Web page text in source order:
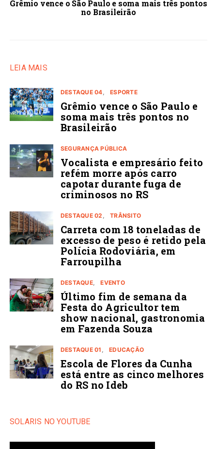
Grêmio vence o São Paulo e soma mais três pontos
no Brasileirão
LEIA MAIS
DESTAQUE 04 ESPORTE
Grêmio vence o São Paulo e
soma mais três pontos no
Brasileirão
SEGURANÇA PÚBLICA
Vocalista e empresário feito
refém morre após carro
capotar durante fuga de
criminosos no RS
DESTAQUE 02 TRÂNSITO
Carreta com 18 toneladas de
excesso de peso é retido pela
Polícia Rodoviária, em
Farroupilha
DESTAQUE EVENTO
Último fim de semana da
Festa do Agricultor tem
show nacional, gastronomia
em Fazenda Souza
DESTAQUE 01 EDUCAÇÃO
Escola de Flores da Cunha
está entre as cinco melhores
do RS no Ideb
SOLARIS NO YOUTUBE